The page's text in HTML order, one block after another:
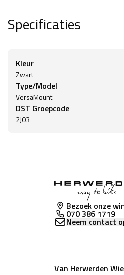
Specificaties
Kleur
Zwart
Type/Model
VersaMount
DST Groepcode
2J03
Bezoek onze
070 386 1719
Neem contact
Van Herwerden